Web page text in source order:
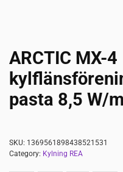
ARCTIC MX-4
pasta 8,5 W/
SKU: 1369561898438521531
Category: Kylning REA